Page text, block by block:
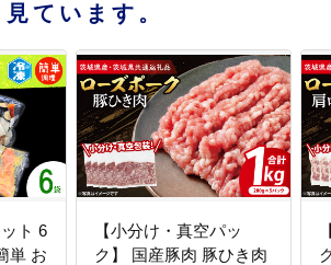
見ています。
ト 6
単 お
【小分け・真空パッ
ク】 国産豚肉 豚ひき肉